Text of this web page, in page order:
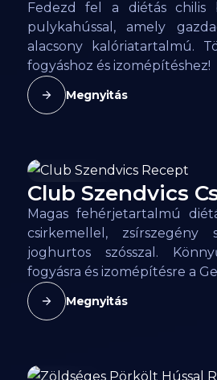
Fedezd fel a diétás chilis
pulykahússal, amely
alacsony kalóriatartalmú.
fogyáshoz és izomépítéshez!
Megnyitás
163kcal
Club Szendvics
Magas fehérjetartalmú
csirkemellel,
joghurtos szósszal.
fogyásra és izomépítésre a
Megnyitás